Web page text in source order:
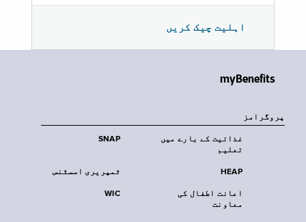
اہلیت چیک کریں
myBenefits
پروگرامز
SNAP
غذائیت کے بارے میں
تعلیم
ٹمپریری اسسٹنس HEAP
WIC
اعانت اطفال کی
معاونت